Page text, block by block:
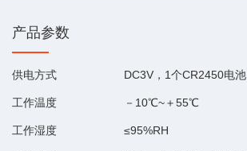
产品参数
供电方式 DC3V，1个CR2450电池
工作温度 －10℃~＋55℃
工作湿度 ≤95%RH